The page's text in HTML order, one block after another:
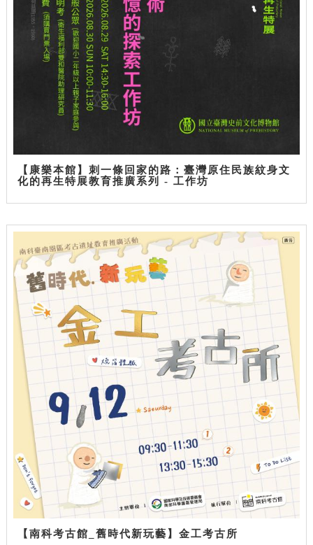
【康樂本館】刺一條回家的路：臺灣原住民族紋身文
化的再生特展教育推廣系列 - 工作坊
【南科考古館_舊時代新玩藝】金工考古所